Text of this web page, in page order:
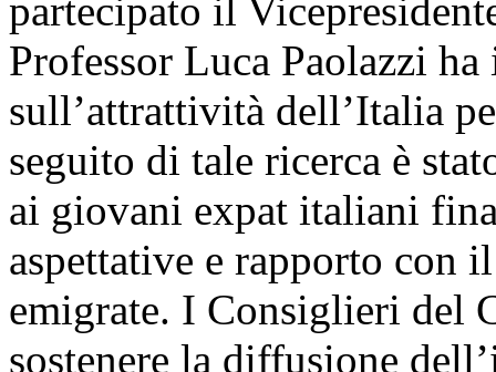
partecipato il
Professor Luca Paolazzi
sull’attrattività dell’Italia
seguito di tale ricerca è
ai giovani expat italiani
aspettative e rapporto con
emigrate. I Consiglieri del
sostenere la diffusione